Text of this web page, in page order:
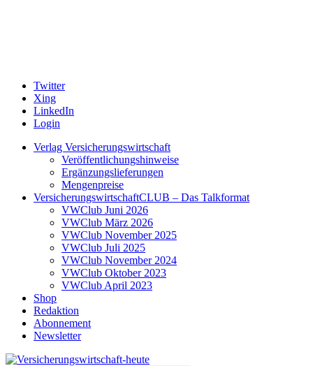
Twitter
Xing
LinkedIn
Login
Verlag Versicherungswirtschaft
Veröffentlichungshinweise
Ergänzungslieferungen
Mengenpreise
VersicherungswirtschaftCLUB – Das Talkformat
VWClub Juni 2026
VWClub März 2026
VWClub November 2025
VWClub Juli 2025
VWClub November 2024
VWClub Oktober 2023
VWClub April 2023
Shop
Redaktion
Abonnement
Newsletter